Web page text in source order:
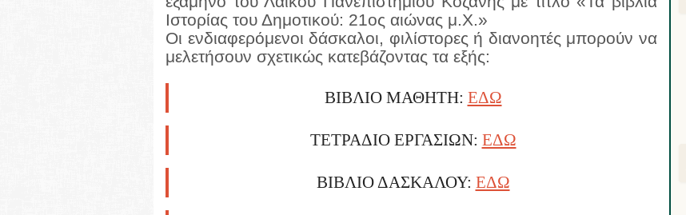
Ιστορίας του Δημοτικού: 21ος αιώνας μ.Χ.»
Οι ενδιαφερόμενοι δάσκαλοι, φιλίστορες ή διανοητές μπορούν να
μελετήσουν σχετικώς κατεβάζοντας τα εξής:
ΒΙΒΛΊΟ ΜΑΘΗΤΉ: ΕΔΩ
ΤΕΤΡΆΔΙΟ ΕΡΓΑΣΙΏΝ: ΕΔΩ
ΒΙΒΛΊΟ ΔΑΣΚΆΛΟΥ: ΕΔΩ